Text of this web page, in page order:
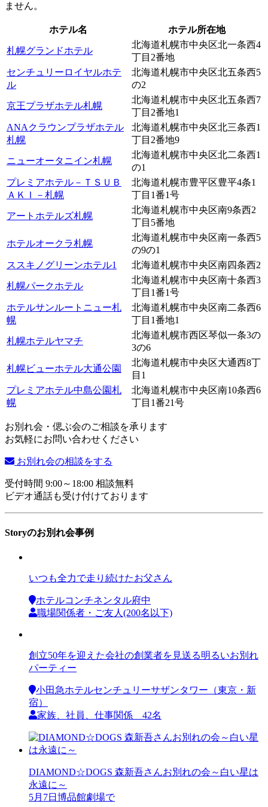
ません。
ホテル名 ホテル所在地
札幌グランドホテル
北海道札幌市中央区北一条西4
丁目2番地
センチュリーロイヤルホテ
ル
北海道札幌市中央区北五条西5
の2
京王プラザホテル札幌
北海道札幌市中央区北五条西7
丁目2番地1
ANAクラウンプラザホテル
札幌
北海道札幌市中央区北三条西1
丁目2番地9
ニューオータニイン札幌
北海道札幌市中央区北二条西1
の1
プレミアホテル－ＴＳＵＢ
ＡＫＩ－札幌
北海道札幌市豊平区豊平4条1
丁目1番1号
アートホテルズ札幌
北海道札幌市中央区南9条西2
丁目5番地
ホテルオークラ札幌
北海道札幌市中央区南一条西5
の9の1
ススキノグリーンホテル1
北海道札幌市中央区南四条西2
札幌パークホテル
北海道札幌市中央区南十条西3
丁目1番1号
ホテルサンルートニュー札
幌
北海道札幌市中央区南二条西6
丁目1番地1
札幌ホテルヤマチ
北海道札幌市西区琴似一条3の
3の6
札幌ビューホテル大通公園
北海道札幌市中央区大通西8丁
目1
プレミアホテル中島公園札
幌
北海道札幌市中央区南10条西6
丁目1番21号
お別れ会・偲ぶ会のご相談を承ります
お気軽にお問い合わせください
お別れ会の相談をする
受付時間 9:00～18:00 相談無料
ビデオ通話も受け付けております
Storyのお別れ会事例
いつも全力で走り続けたお父さん
ホテルコンチネンタル府中
職場関係者・ご友人(200名以下)
創立50年を迎えた会社の創業者を見送る明るいお別れ
パーティー
小田急ホテルセンチュリーサザンタワー（東京・新
宿）
家族、社員、仕事関係 42名
DIAMOND☆DOGS 森新吾さんお別れの会～白い星は
永遠に～
5月7日博品館劇場で